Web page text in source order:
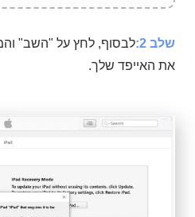
שלב 2:
את האייפד שלך.